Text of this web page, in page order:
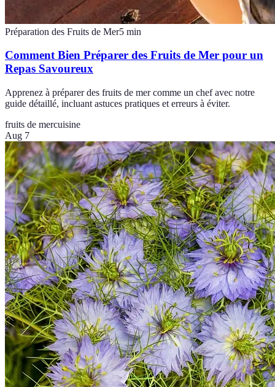
Préparation des Fruits de Mer5 min
Comment Bien Préparer des Fruits de Mer pour un
Repas Savoureux
Apprenez à préparer des fruits de mer comme un chef avec notre
guide détaillé, incluant astuces pratiques et erreurs à éviter.
fruits de mercuisine
Aug 7